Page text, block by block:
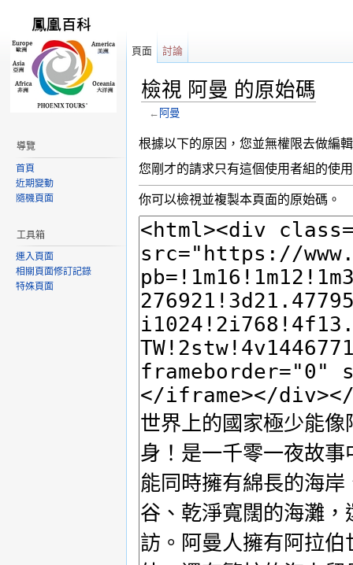
檢視 阿曼 的原始碼
← 阿曼
根據以下的原因，您並無權限去做編
您剛才的請求只有這個使用者組的使
你可以檢視並複製本頁面的原始碼。
頁面 討論
導覽
首頁
近期變動
隨機頁面
工具箱
連入頁面
相關頁面修訂記錄
特殊頁面